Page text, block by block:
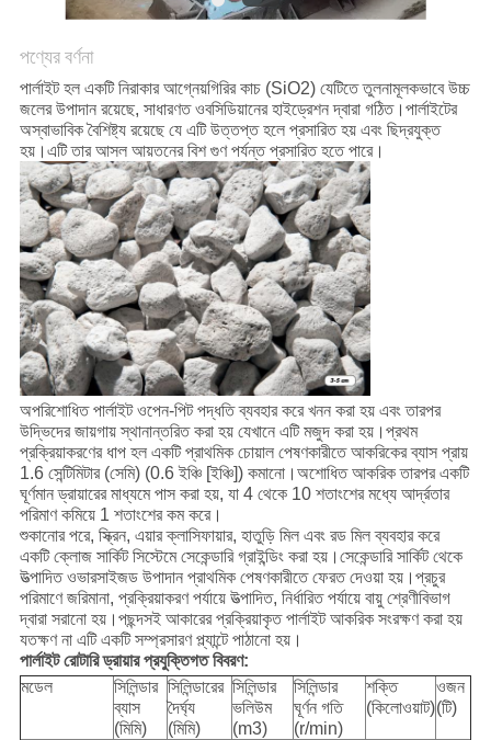
পণ্যের বর্ণনা
পার্লাইট হল একটি নিরাকার আগ্নেয়গিরির কাচ (SiO2) যেটিতে তুলনামূলকভাবে উচ্চ
জলের উপাদান রয়েছে, সাধারণত ওবসিডিয়ানের হাইড্রেশন দ্বারা গঠিত।পার্লাইটের
অস্বাভাবিক বৈশিষ্ট্য রয়েছে যে এটি উত্তপ্ত হলে প্রসারিত হয় এবং ছিদ্রযুক্ত
হয়।এটি তার আসল আয়তনের বিশ গুণ পর্যন্ত প্রসারিত হতে পারে।
অপরিশোধিত পার্লাইট ওপেন-পিট পদ্ধতি ব্যবহার করে খনন করা হয় এবং তারপর
উদ্ভিদের জায়গায় স্থানান্তরিত করা হয় যেখানে এটি মজুদ করা হয়।প্রথম
প্রক্রিয়াকরণের ধাপ হল একটি প্রাথমিক চোয়াল পেষণকারীতে আকরিকের ব্যাস প্রায়
1.6 সেন্টিমিটার (সেমি) (0.6 ইঞ্চি [ইঞ্চি]) কমানো।অশোধিত আকরিক তারপর একটি
ঘূর্ণমান ড্রায়ারের মাধ্যমে পাস করা হয়, যা 4 থেকে 10 শতাংশের মধ্যে আর্দ্রতার
পরিমাণ কমিয়ে 1 শতাংশের কম করে।
শুকানোর পরে, স্ক্রিন, এয়ার ক্লাসিফায়ার, হাতুড়ি মিল এবং রড মিল ব্যবহার করে
একটি ক্লোজ সার্কিট সিস্টেমে সেকেন্ডারি গ্রাইন্ডিং করা হয়।সেকেন্ডারি সার্কিট থেকে
উত্পাদিত ওভারসাইজড উপাদান প্রাথমিক পেষণকারীতে ফেরত দেওয়া হয়।প্রচুর
পরিমাণে জরিমানা, প্রক্রিয়াকরণ পর্যায়ে উত্পাদিত, নির্ধারিত পর্যায়ে বায়ু শ্রেণীবিভাগ
দ্বারা সরানো হয়।পছন্দসই আকারের প্রক্রিয়াকৃত পার্লাইট আকরিক সংরক্ষণ করা হয়
যতক্ষণ না এটি একটি সম্প্রসারণ প্ল্যান্টে পাঠানো হয়।
পার্লাইট রোটারি ড্রায়ার প্রযুক্তিগত বিবরণ:
মডেল
সিলিন্ডার
ব্যাস
(মিমি)
সিলিন্ডারের
দৈর্ঘ্য
(মিমি)
সিলিন্ডার
ভলিউম
(m3)
সিলিন্ডার
ঘূর্ণন গতি
(r/min)
শক্তি
(কিলোওয়াট)
ওজন
(টি)